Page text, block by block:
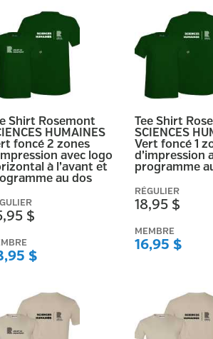
Shirt Rosemont
HUMAINES
foncé 2 zones
avec logo
à l’avant et
au dos
$
$
Tee Shirt
SCIENCES
Vert foncé 1
d’impression
programme
RÉGULIER
18,95 $
MEMBRE
16,95 $